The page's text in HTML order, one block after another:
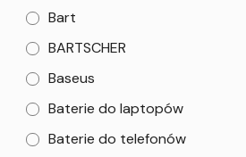
Bart
BARTSCHER
Baseus
Baterie do laptopów
Baterie do telefonów